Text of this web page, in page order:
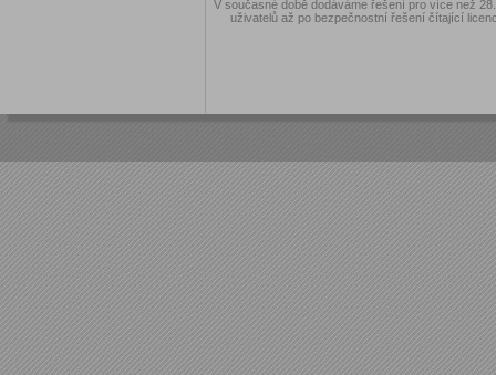
V současné době dodáváme řešení pro více než
uživatelů až po bezpečnostní řešení čítající